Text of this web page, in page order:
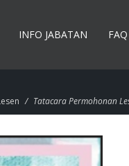
INFO JABATAN FAQ
/ Tatacara Permohonan